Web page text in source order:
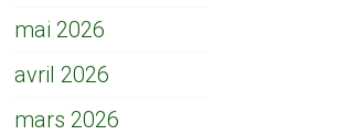
mai 2026
avril 2026
mars 2026